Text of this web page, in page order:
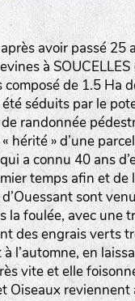
avoir passé 25
à
composé de 1.5 Ha
séduits par le
randonnée
hérité » d’une
a connu 40 ans
temps afin et
sont
la foulée, avec une
des engrais verts
l’automne, en
vite et elle
Oiseaux reviennent